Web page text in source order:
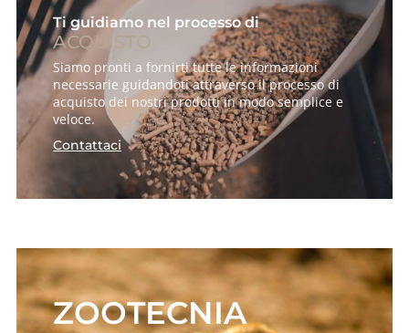
Ti guidiamo nel processo di
ACQUISTO
Siamo pronti a fornirti tutte le informazioni
necessarie guidandoti attraverso il processo di
acquisto dei nostri prodotti in modo semplice e
veloce.
Contattaci
ZOOTECNIA